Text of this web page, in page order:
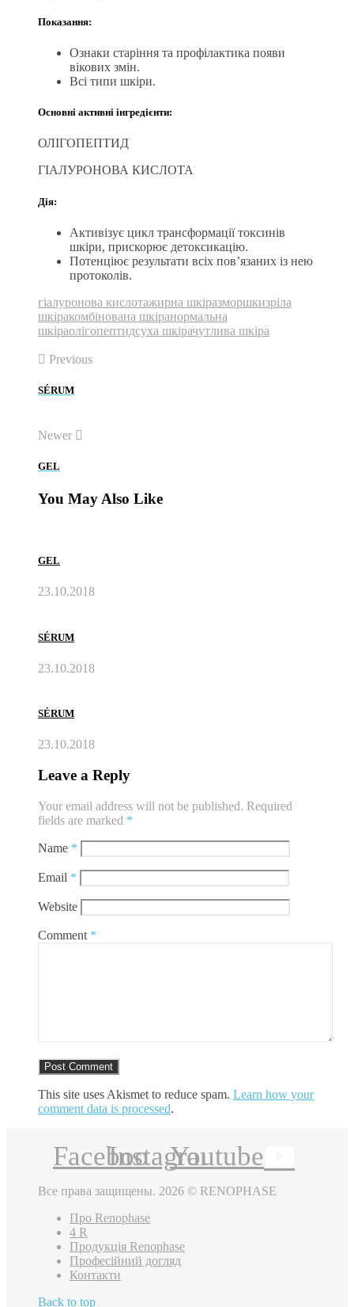
Показання:
Ознаки старіння та профілактика появи
вікових змін.
Всі типи шкіри.
Основні активні інгредієнти:
ОЛІГОПЕПТИД
ГІАЛУРОНОВА КИСЛОТА
Дія:
Активізує цикл трансформації токсинів
шкіри, прискорює детоксикацію.
Потенціює результати всіх пов’язаних із нею
протоколів.
гіалуронова кислотажирна шкіразморшкизріла
шкіракомбінована шкіранормальна
шкіраолігопептидсуха шкірачутлива шкіра
Previous
SÉRUM
Newer
GEL
You May Also Like
GEL
23.10.2018
SÉRUM
23.10.2018
SÉRUM
23.10.2018
Leave a Reply
Your email address will not be published. Required
fields are marked *
Name *
Email *
Website
Comment *
This site uses Akismet to reduce spam. Learn how your
comment data is processed.
FacebookInstagram
Youtube
Все права защищены. 2026 © RENOPHASE
Про Renophase
4 R
Продукція Renophase
Професійний догляд
Контакти
Back to top